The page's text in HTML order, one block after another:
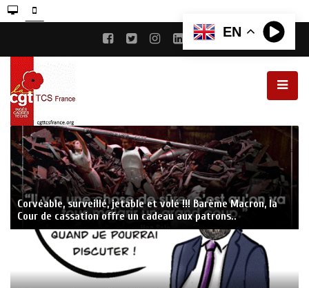
Corvéable, surveillé, jetable et volé !!! Barème Macron, la
Cour de cassation offre un cadeau aux patrons..
EN